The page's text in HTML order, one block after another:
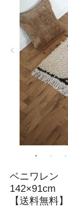
ベニワレン
142×91cm
【送料無料】